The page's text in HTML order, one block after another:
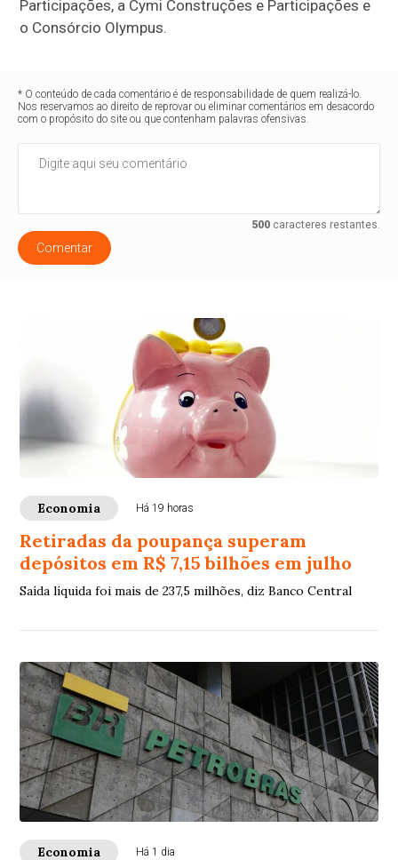
Participações, a Cymi Construções e Participações e
o Consórcio Olympus.
* O conteúdo de cada comentário é de responsabilidade de quem realizá-lo.
Nos reservamos ao direito de reprovar ou eliminar comentários em desacordo
com o propósito do site ou que contenham palavras ofensivas.
500caracteres restantes.
Comentar
Economia Há 19 horas
Retiradas da poupança superam
depósitos em R$ 7,15 bilhões em julho
Saída líquida foi mais de 237,5 milhões, diz Banco Central
Economia Há 1 dia